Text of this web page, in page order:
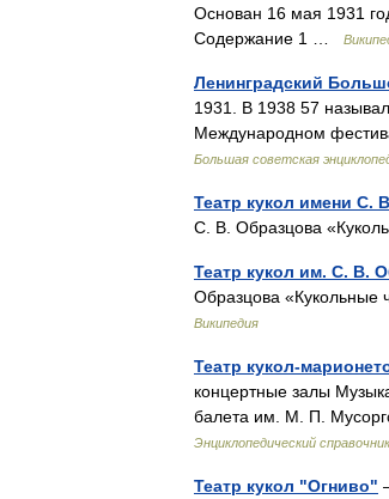
Основан 16 мая 1931
Содержание 1 …
Ленинградский
1931. В 1938 57
Международном
Большая советская
Театр кукол имени С.
С. В. Образцова
Театр кукол им. С. В.
Образцова «Кукольные
Википедия
Театр кукол-
концертные залы
балета им. М. П.
Энциклопедический
Театр кукол "Огниво"